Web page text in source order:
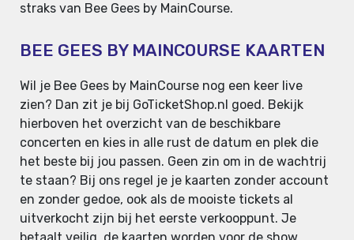
straks van Bee Gees by MainCourse.
BEE GEES BY MAINCOURSE KAARTEN
Wil je Bee Gees by MainCourse nog een keer live
zien? Dan zit je bij GoTicketShop.nl goed. Bekijk
hierboven het overzicht van de beschikbare
concerten en kies in alle rust de datum en plek die
het beste bij jou passen. Geen zin om in de wachtrij
te staan? Bij ons regel je je kaarten zonder account
en zonder gedoe, ook als de mooiste tickets al
uitverkocht zijn bij het eerste verkooppunt. Je